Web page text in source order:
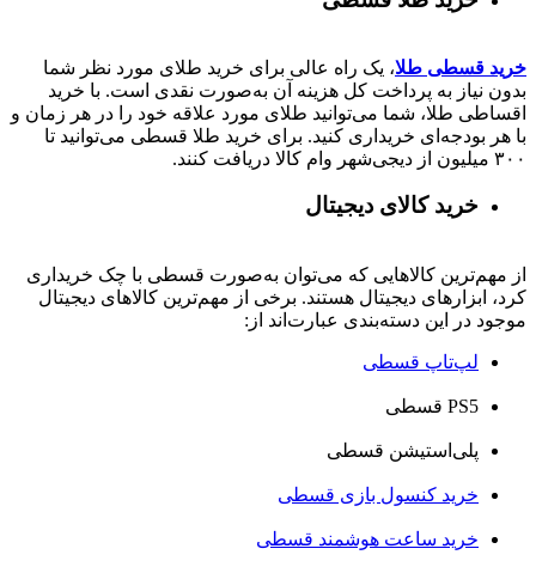
خرید قسطی طلا، یک راه عالی برای خرید طلای مورد نظر شما
بدون نیاز به پرداخت کل هزینه آن به‌صورت نقدی است. با خرید
اقساطی طلا، شما می‌توانید طلای مورد علاقه خود را در هر زمان و
با هر بودجه‌ای خریداری کنید. برای خرید طلا قسطی می‌توانید تا
۳۰۰ میلیون از دیجی‌شهر وام کالا دریافت کنند.
خرید کالای دیجیتال
از مهم‌ترین کالاهایی که می‌توان به‌صورت قسطی با چک خریداری
کرد، ابزارهای دیجیتال هستند. برخی از مهم‌ترین کالاهای دیجیتال
موجود در این دسته‌بندی عبارت‌اند از:
لپ‌تاپ قسطی
PS5 قسطی
پلی‌استیشن قسطی
خرید کنسول بازی قسطی
خرید ساعت هوشمند قسطی